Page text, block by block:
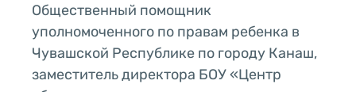
Общественный помощник
уполномоченного по правам ребенка в
Чувашской Республике по городу Канаш,
заместитель директора БОУ «Центр